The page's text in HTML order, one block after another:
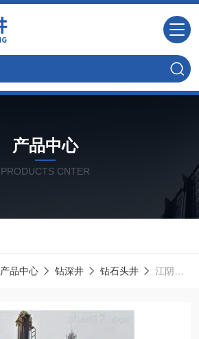
产品中心
PRODUCTS CNTER
产品中心 钻深井 钻石头井 江阴打井，钻石头深井专业气动打井